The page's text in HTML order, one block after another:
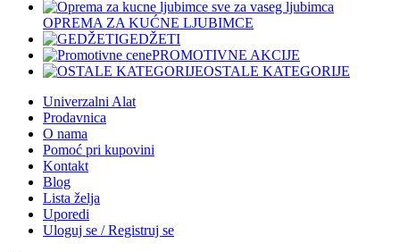
OPREMA ZA KUĆNE LJUBIMCE
GEDŽETI
PROMOTIVNE AKCIJE
OSTALE KATEGORIJE
Univerzalni Alat
Prodavnica
O nama
Pomoć pri kupovini
Kontakt
Blog
Lista želja
Uporedi
Uloguj se / Registruj se